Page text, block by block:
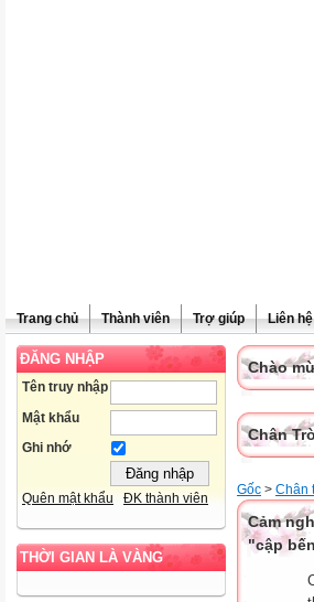
Trang chủ Thành viên Trợ giúp Liên hệ
ĐĂNG NHẬP
Tên truy nhập
Mật khẩu
Ghi nhớ
Quên mật khẩu ĐK thành viên
THỜI GIAN LÀ VÀNG
Chào
Chân
Gốc > Chân
Cảm
"cập